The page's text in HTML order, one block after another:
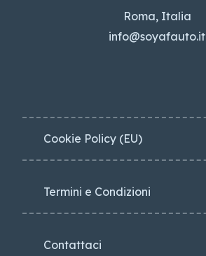
Roma, Italia
info@soyafauto.it
Cookie Policy (EU)
Termini e Condizioni
Contattaci